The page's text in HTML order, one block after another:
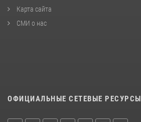
Карта сайта
СМИ о нас
ОФИЦИАЛЬНЫЕ СЕТЕВЫЕ РЕСУРСЫ